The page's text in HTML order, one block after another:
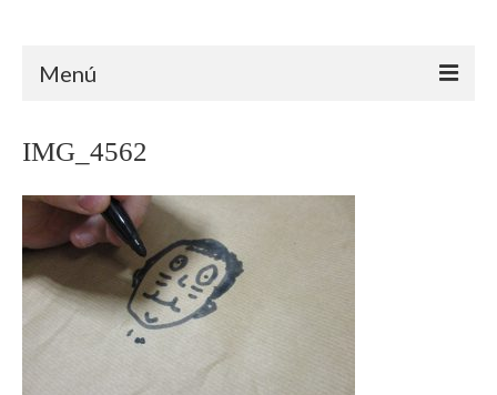
Menú
ÁMBITO CLÍNICO
ÁMBITO EDUCATIVO
ÁMBITO SOCIAL
IMG_4562